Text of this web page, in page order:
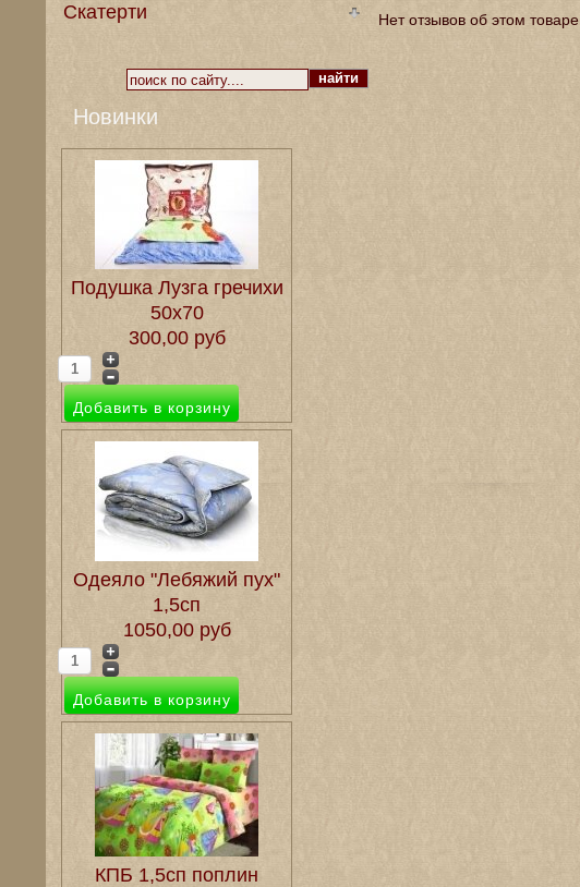
Нет отзывов об этом товаре.
Скатерти
Новинки
Подушка Лузга гречихи
50х70
300,00 руб
Одеяло "Лебяжий пух"
1,5сп
1050,00 руб
КПБ 1,5сп поплин